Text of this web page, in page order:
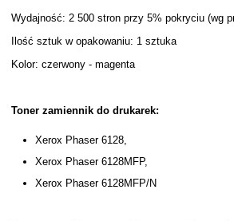
Wydajność: 2 500 stron przy 5% pokryciu (wg
Ilość sztuk w opakowaniu: 1 sztuka
Kolor: czerwony - magenta
Toner zamiennik do drukarek:
Xerox Phaser 6128,
Xerox Phaser 6128MFP,
Xerox Phaser 6128MFP/N